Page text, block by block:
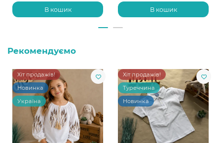
В кошик В кошик
Рекомендуємо
Хіт продажів!
Новинка
Україна
Хіт продажів!
Туреччина
Новинка